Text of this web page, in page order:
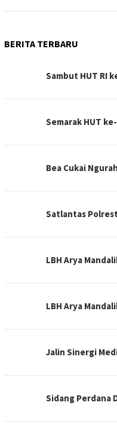
BERITA TERBARU
Sambut HUT RI
Semarak HUT
Bea Cukai
Satlantas
LBH Arya
LBH Arya
Jalin Sinergi
Sidang Perdana